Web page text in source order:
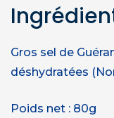
Gros sel de
déshydratées
Poids net : 80g